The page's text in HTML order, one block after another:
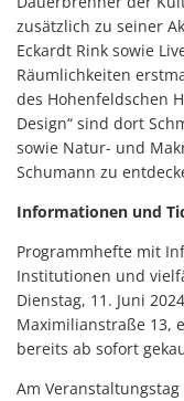
zusätzlich zu seiner
Eckardt Rink sowie
Räumlichkeiten
des Hohenfeldschen
Design“ sind dort
sowie Natur- und
Schumann zu
Informationen und
Programmhefte mit
Institutionen und
Dienstag, 11. Juni
Maximilianstraße 13,
bereits ab sofort
Am